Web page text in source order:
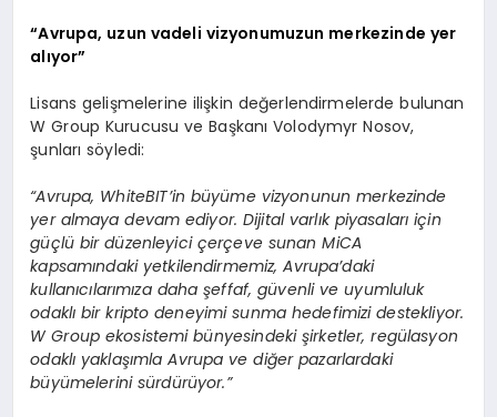
“Avrupa, uzun vadeli vizyonumuzun merkezinde yer
alıyor”
Lisans gelişmelerine ilişkin değerlendirmelerde bulunan
W Group Kurucusu ve Başkanı Volodymyr Nosov,
şunları söyledi:
“Avrupa, WhiteBIT’in büyüme vizyonunun merkezinde
yer almaya devam ediyor. Dijital varlık piyasaları için
güçlü bir düzenleyici çerçeve sunan MiCA
kapsamındaki yetkilendirmemiz, Avrupa’daki
kullanıcılarımıza daha şeffaf, güvenli ve uyumluluk
odaklı bir kripto deneyimi sunma hedefimizi destekliyor.
W Group ekosistemi bünyesindeki şirketler, regülasyon
odaklı yaklaşımla Avrupa ve diğer pazarlardaki
büyümelerini sürdürüyor.”